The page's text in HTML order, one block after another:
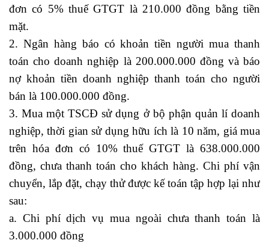
đơn có 5% thuế GTGT là 210.000 đồng bằng tiền
mặt.
2. Ngân hàng báo có khoản tiền người mua thanh
toán cho doanh nghiệp là 200.000.000 đồng và báo
nợ khoản tiền doanh nghiệp thanh toán cho người
bán là 100.000.000 đồng.
3. Mua một TSCĐ sử dụng ở bộ phận quản lí doanh
nghiệp, thời gian sử dụng hữu ích là 10 năm, giá mua
trên hóa đơn có 10% thuế GTGT là 638.000.000
đồng, chưa thanh toán cho khách hàng. Chi phí vận
chuyển, lắp đặt, chạy thử được kế toán tập hợp lại như
sau:
a. Chi phí dịch vụ mua ngoài chưa thanh toán là
3.000.000 đồng